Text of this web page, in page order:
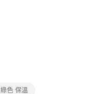
綠色 保溫